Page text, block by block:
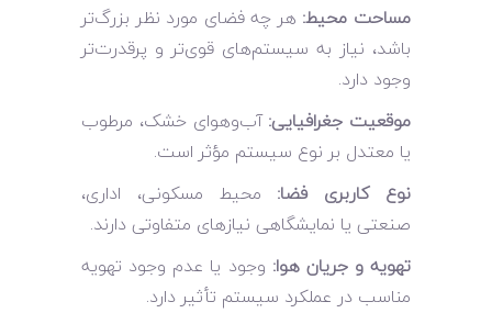
مساحت محیط: هر چه فضای مورد نظر بزرگ‌تر
باشد، نیاز به سیستم‌های قوی‌تر و پرقدرت‌تر
وجود دارد.
موقعیت جغرافیایی:آب‌وهوای خشک، مرطوب
یا معتدل بر نوع سیستم مؤثر است.
نوع کاربری فضا: محیط مسکونی، اداری،
صنعتی یا نمایشگاهی نیازهای متفاوتی دارند.
تهویه و جریان هوا: وجود یا عدم وجود تهویه
مناسب در عملکرد سیستم تأثیر دارد.